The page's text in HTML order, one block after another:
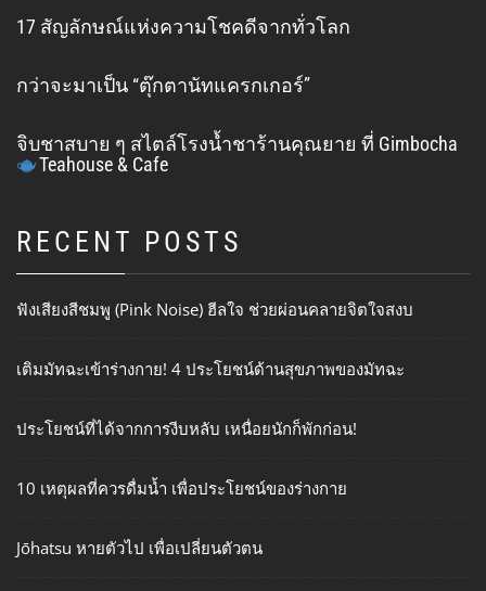
17 สัญลักษณ์แห่งความโชคดีจากทั่วโลก
กว่าจะมาเป็น “ตุ๊กตานัทแครกเกอร์”
จิบชาสบาย ๆ สไตล์โรงน้ำชาร้านคุณยาย ที่ Gimbocha
Teahouse & Cafe
RECENT POSTS
ฟังเสียงสีชมพู (Pink Noise) ฮีลใจ ช่วยผ่อนคลายจิตใจสงบ
เติมมัทฉะเข้าร่างกาย! 4 ประโยชน์ด้านสุขภาพของมัทฉะ
ประโยชน์ที่ได้จากการงีบหลับ เหนื่อยนักก็พักก่อน!
10 เหตุผลที่ควรดื่มน้ำ เพื่อประโยชน์ของร่างกาย
Jōhatsu หายตัวไป เพื่อเปลี่ยนตัวตน